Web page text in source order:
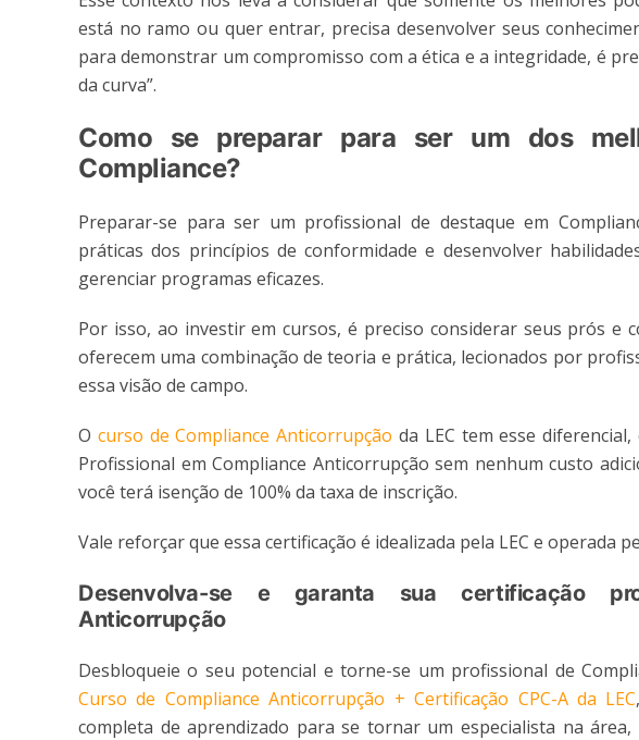
está no ramo ou quer entrar, precisa desenvolver seus
para demonstrar um compromisso com a ética e a integridade, é
da curva”.
Como se preparar para ser um dos
Compliance?
Preparar-se para ser um profissional de destaque em
práticas dos princípios de conformidade e desenvolver
gerenciar programas eficazes.
Por isso, ao investir em cursos, é preciso considerar seus prós e
oferecem uma combinação de teoria e prática, lecionados por
essa visão de campo.
O curso de Compliance Anticorrupção da LEC tem esse
Profissional em Compliance Anticorrupção sem nenhum custo
você terá isenção de 100% da taxa de inscrição.
Vale reforçar que essa certificação é idealizada pela LEC e operada
Desenvolva-se e garanta sua certificação
Anticorrupção
Desbloqueie o seu potencial e torne-se um profissional de
Curso de Compliance Anticorrupção + Certificação CPC-A da LEC
completa de aprendizado para se tornar um especialista na